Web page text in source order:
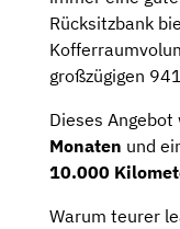
Rücksitzbank
großzügigen
Dieses
Monaten und
10.000
Warum teurer